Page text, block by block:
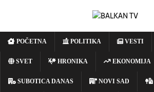
POČETNA POLITIKA VESTI
SVET HRONIKA EKONOMIJA
SUBOTICA DANAS NOVI SAD